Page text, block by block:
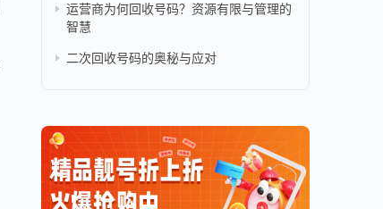
运营商为何回收号码？资源有限与管理的
智慧
二次回收号码的奥秘与应对